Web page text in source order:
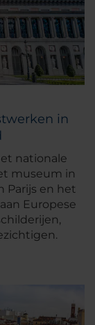
in
nationale
museum in
Parijs en het
Europese